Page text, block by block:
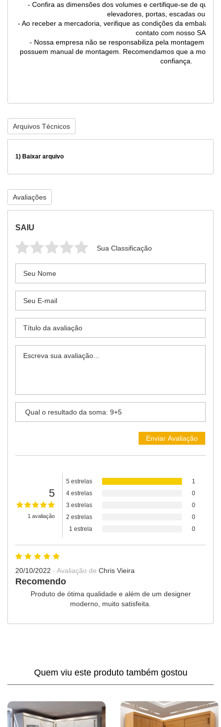
- Confira as dimensões dos volumes e certifique-se de que
elevadores, portas, escadas ou
- Ao receber a mercadoria, verifique as condições da
contato com nosso SAC
- Nossa empresa não se responsabiliza pela montagem
possuem manual de montagem. Recomendamos que a
confiança.
Arquivos Técnicos
1) Baixar arquivo
Avaliações
SAIU
Sua Classificação
5
1 avaliação
5 estrelas
1
4 estrelas
0
3 estrelas
0
2 estrelas
0
1 estrela
0
20/10/2022 - Avaliação de Chris Vieira
Recomendo
Produto de ótima qualidade e além de um designer
moderno, muito satisfeita.
Quem viu este produto também gostou